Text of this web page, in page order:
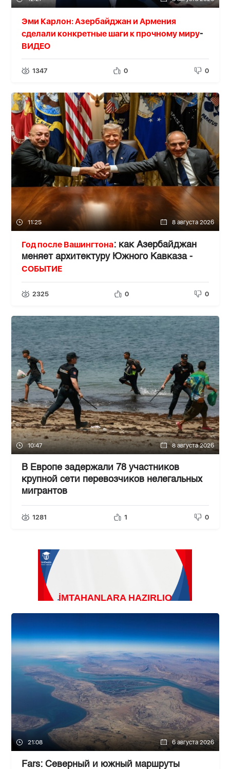
Эми Карлон: Азербайджан и Армения
сделали конкретные шаги к прочному миру-
ВИДЕО
1347 0 0
11:25 8 августа 2026
Год после Вашингтона: как Азербайджан
меняет архитектуру Южного Кавказа -
СОБЫТИЕ
2325 0 0
10:47 8 августа 2026
В Европе задержали 78 участников
крупной сети перевозчиков нелегальных
мигрантов
1281 1 0
21:08 6 августа 2026
Fars: Северный и южный маршруты